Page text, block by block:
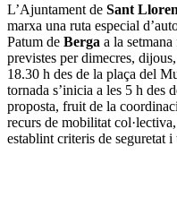
L’Ajuntament de Sant
marxa una ruta especial
Patum de Berga a la
previstes per dimecres,
18.30 h des de la plaça del
tornada s’inicia a les 5 h des
proposta, fruit de la
recurs de mobilitat
establint criteris de seguretat i